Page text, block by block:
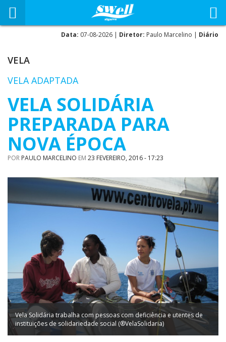
Data: 07-08-2026 | Diretor: Paulo Marcelino | Diário
VELA
VELA ADAPTADA
VELA SOLIDÁRIA
PREPARADA PARA
NOVA ÉPOCA
POR PAULO MARCELINO EM 23 FEVEREIRO, 2016 - 17:23
Vela Solidária trabalha com pessoas com deficiência e utentes de
instituições de solidariedade social (®VelaSolidaria)